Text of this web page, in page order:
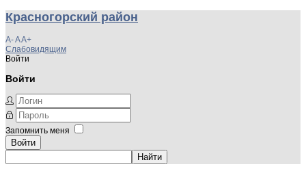
Красногорский район
A-AA+
Слабовидящим
Войти
Войти
Запомнить меня
Войти